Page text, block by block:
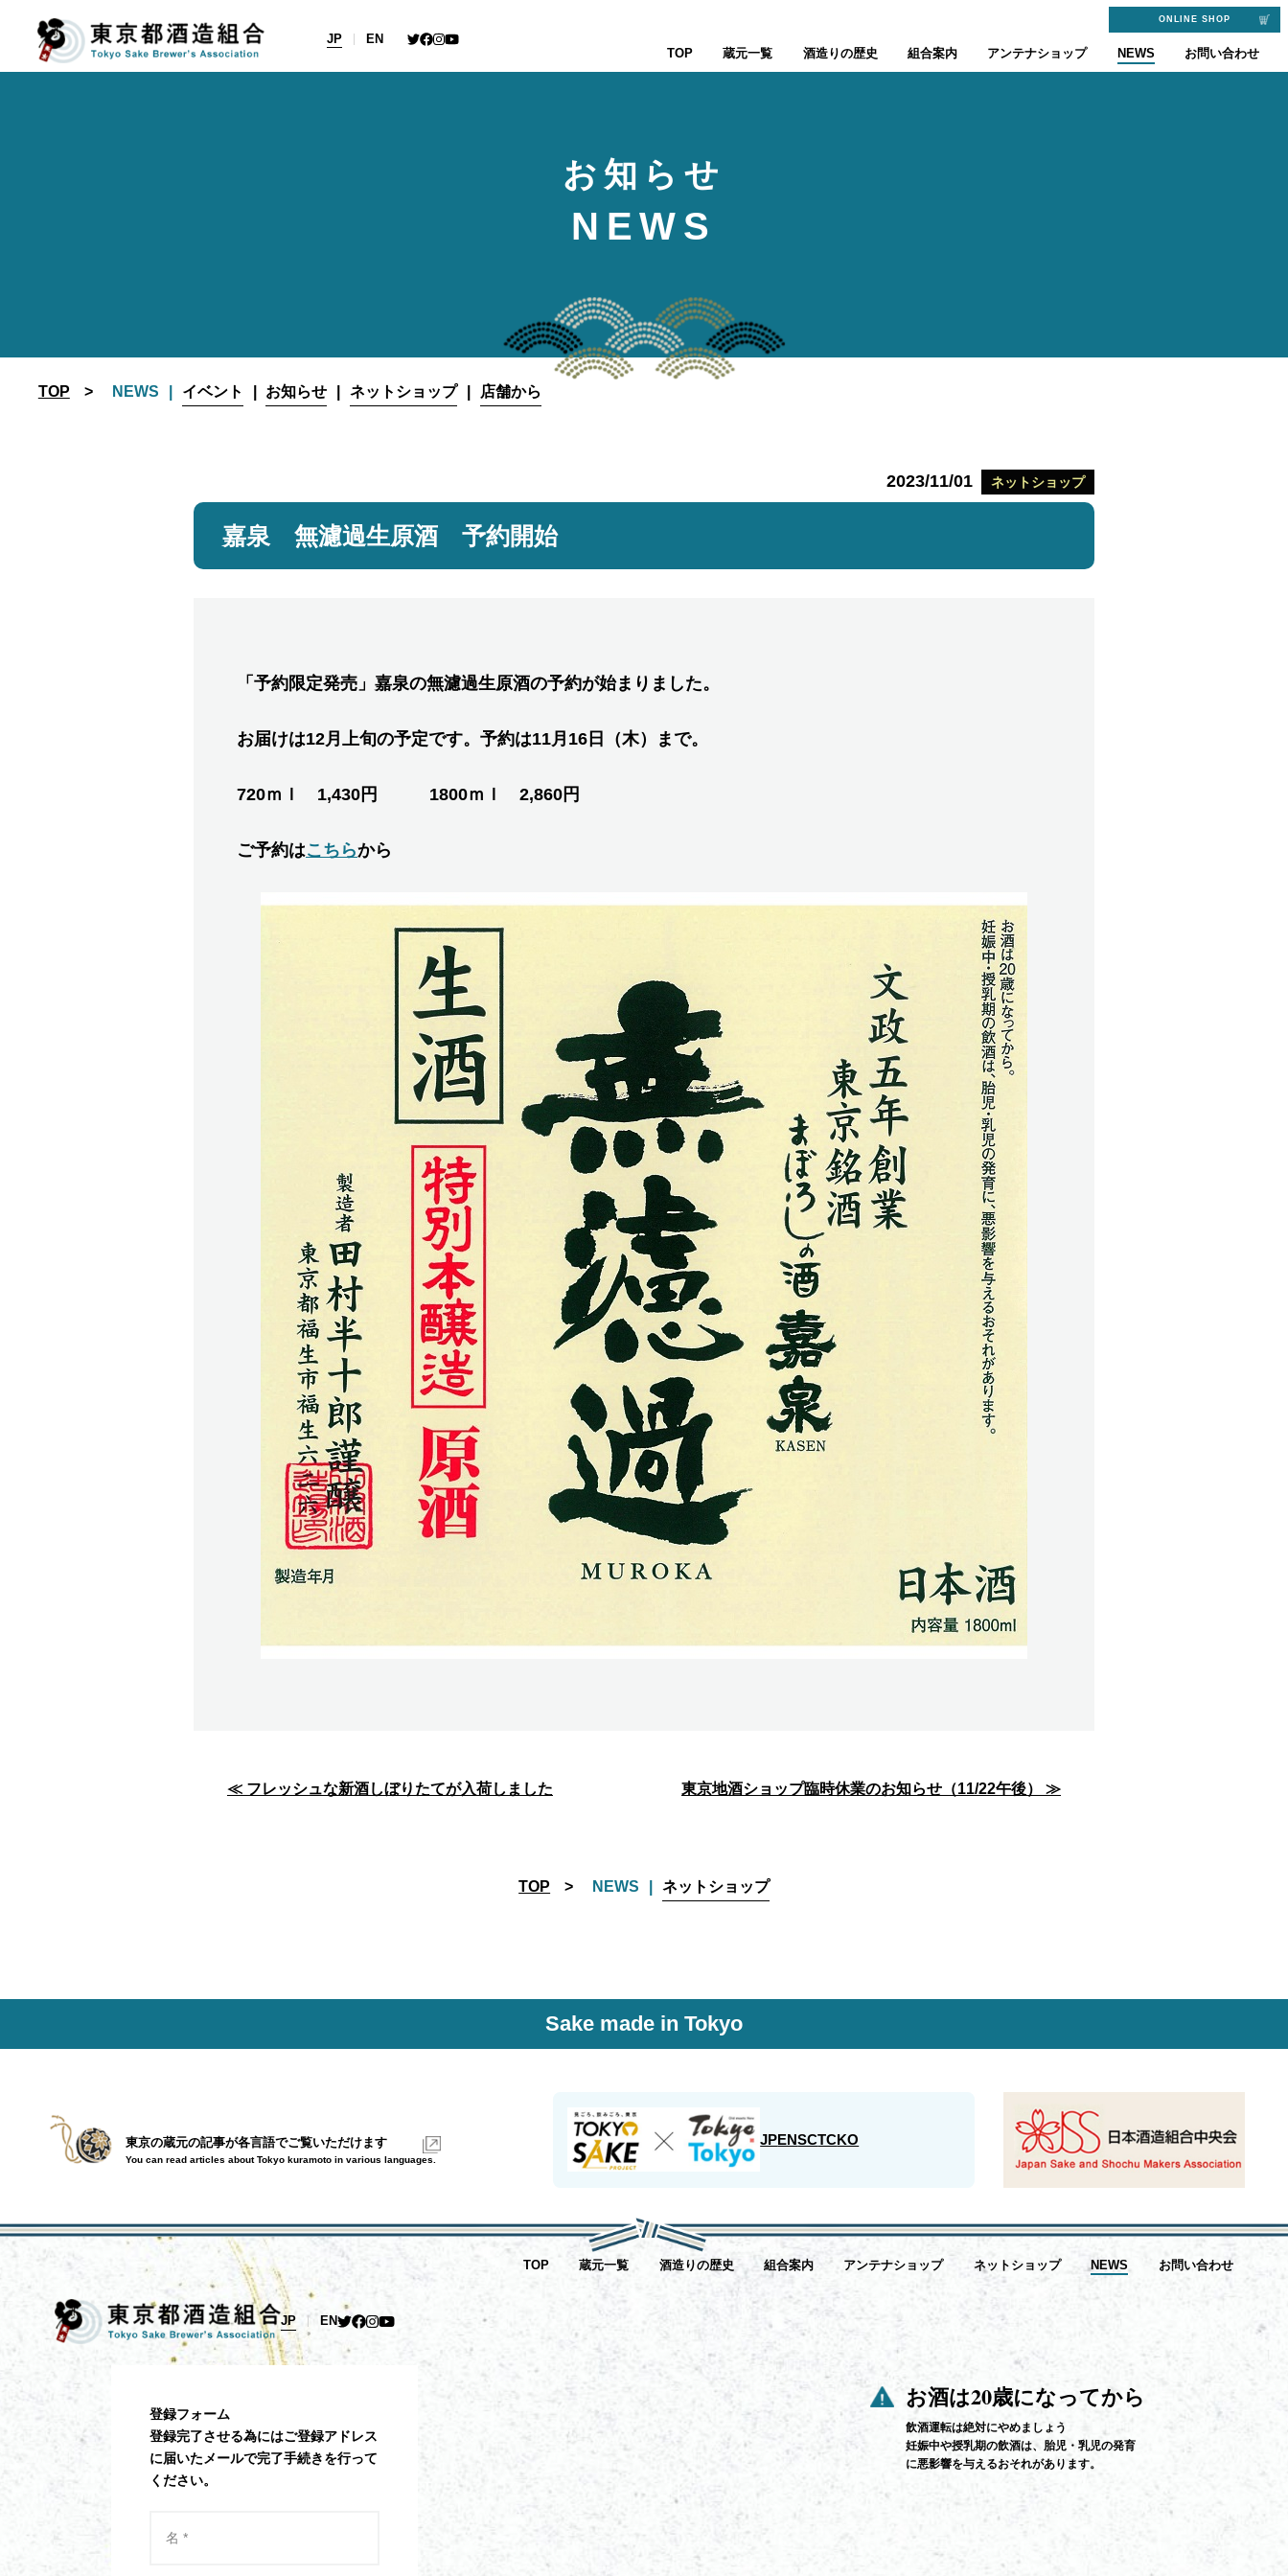
content
ONLINE SHOP
JP
EN
TOP
蔵元一覧 酒造りの歴史 組合案内 アンテナショップ NEWS お問い合わせ
お知らせ
NEWS
TOP NEWS イベント お知らせ ネットショップ 店舗から
嘉泉 無濾過生原酒 予約開始
2023/11/01 ネットショップ
「予約限定発売」嘉泉の無濾過生原酒の予約が始まりました。
お届けは12月上旬の予定です。予約は11月16日（木）まで。
720ｍｌ 1,430円 1800ｍｌ 2,860円
ご予約はこちらから
≪ フレッシュな新酒しぼりたてが入荷しました 東京地酒ショップ臨時休業のお知らせ（11/22午後） ≫
TOP NEWS ネットショップ
Sake made in Tokyo
東京の蔵元の記事が各言語でご覧いただけます
You can read articles about Tokyo kuramoto in various languages.
JPENSCTCKO
TOP 蔵元一覧 酒造りの歴史 組合案内 アンテナショップ ネットショップ NEWS お問い合わせ
JP EN
登録フォーム
登録完了させる為にはご登録アドレス
に届いたメールで完了手続きを行って
ください。
お酒は20歳になってから
飲酒運転は絶対にやめましょう
妊娠中や授乳期の飲酒は、胎児・乳児の発育
に悪影響を与えるおそれがあります。